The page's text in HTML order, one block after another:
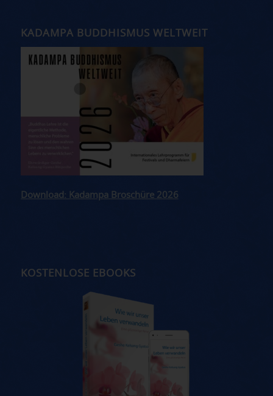
KADAMPA BUDDHISMUS WELTWEIT
Download: Kadampa Broschüre 2026
KOSTENLOSE EBOOKS